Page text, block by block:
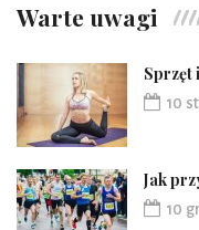
Warte uwagi
Sprzęt
10
Jak
10